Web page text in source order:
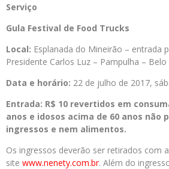
Serviço
Gula Festival de Food Trucks
Local: Esplanada do Mineirão – entrada
Presidente Carlos Luz – Pampulha –
Data e horário: 22 de julho de 2017,
Entrada: R$ 10 revertidos em
anos e idosos acima de 60 anos não
ingressos e nem alimentos.
Os ingressos deverão ser retirados com
site www.nenety.com.br. Além do